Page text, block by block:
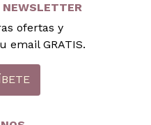
ofertas y
email GRATIS.